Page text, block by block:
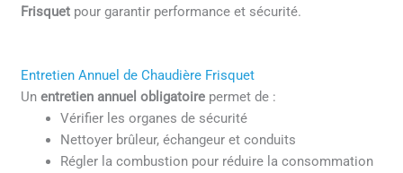
Frisquet pour garantir performance et sécurité.
Entretien Annuel de Chaudière Frisquet
Unentretien annuel obligatoire permet de :
Vérifier les organes de sécurité
Nettoyer brûleur, échangeur et conduits
Régler la combustion pour réduire la consommation